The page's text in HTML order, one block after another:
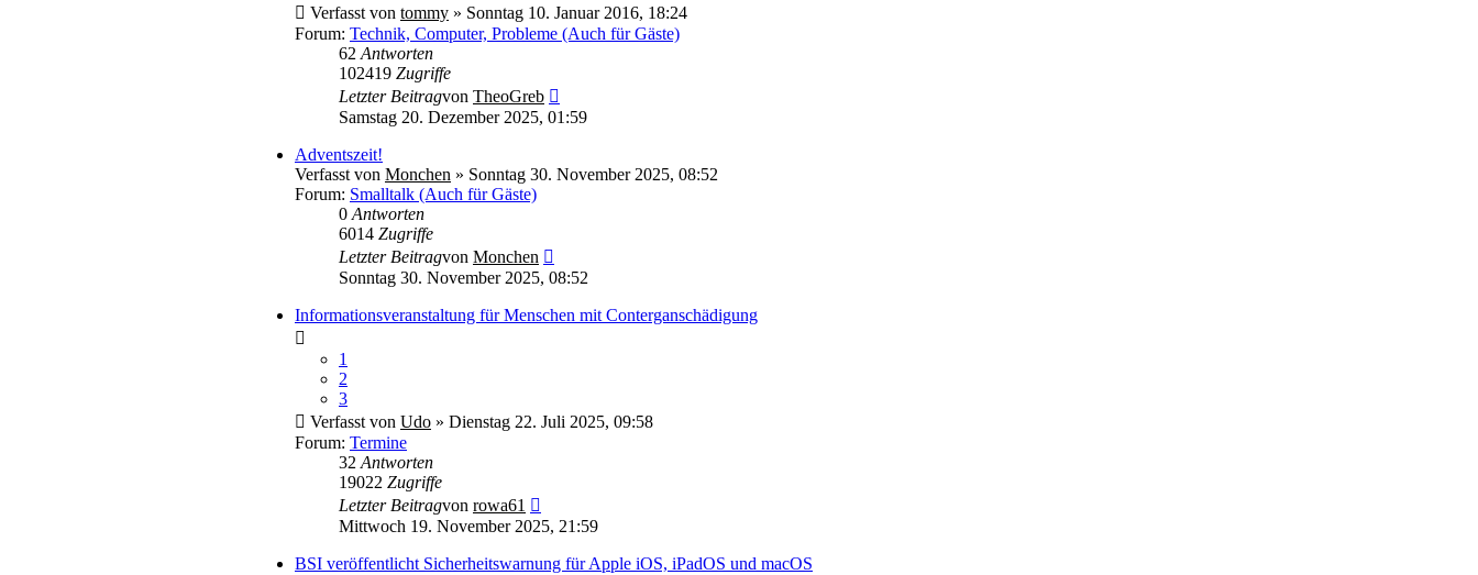
Verfasst von tommy » Sonntag 10. Januar 2016, 18:24
Forum: Technik, Computer, Probleme (Auch für Gäste)
62 Antworten
102419 Zugriffe
Letzter Beitragvon TheoGreb
Beitrag
Samstag 20. Dezember 2025, 01:59
Adventszeit!
Verfasst von Monchen » Sonntag 30. November 2025, 08:52
Forum: Smalltalk (Auch für Gäste)
0 Antworten
6014 Zugriffe
Letzter Beitragvon Monchen
Beitrag
Sonntag 30. November 2025, 08:52
Informationsveranstaltung für Menschen mit Conterganschädigung
1
2
3
Verfasst von Udo » Dienstag 22. Juli 2025, 09:58
Forum: Termine
32 Antworten
19022 Zugriffe
Letzter Beitragvon rowa61
Beitrag
Mittwoch 19. November 2025, 21:59
BSI veröffentlicht Sicherheitswarnung für Apple iOS, iPadOS und macOS